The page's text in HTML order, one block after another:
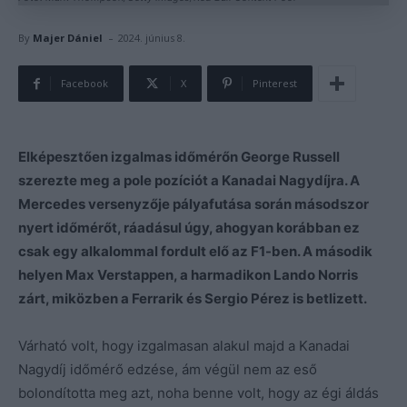
By Majer Dániel - 2024. június 8.
Facebook X Pinterest
Elképesztően izgalmas időmérőn George Russell
szerezte meg a pole pozíciót a Kanadai Nagydíjra. A
Mercedes versenyzője pályafutása során másodszor
nyert időmérőt, ráadásul úgy, ahogyan korábban ez
csak egy alkalommal fordult elő az F1-ben. A második
helyen Max Verstappen, a harmadikon Lando Norris
zárt, miközben a Ferrarik és Sergio Pérez is betlizett.
Várható volt, hogy izgalmasan alakul majd a Kanadai
Nagydíj időmérő edzése, ám végül nem az eső
bolondította meg azt, noha benne volt, hogy az égi áldás